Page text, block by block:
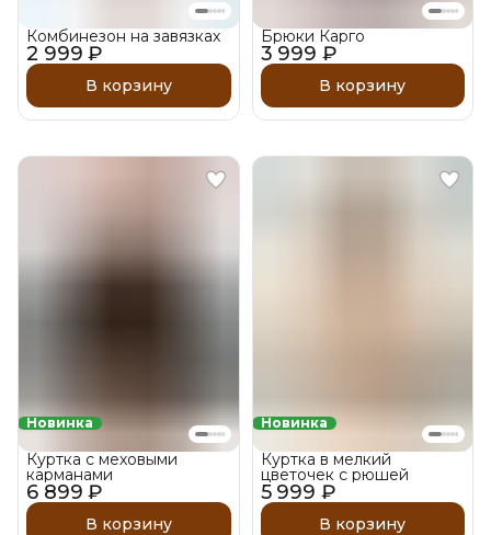
2 999 ₽
Комбинезон на завязках
В корзину
3 999 ₽
Брюки Карго
В корзину
Новинка
6 899 ₽
Куртка с меховыми
карманами
В корзину
Новинка
5 999 ₽
Куртка в мелкий
цветочек с рюшей
В корзину